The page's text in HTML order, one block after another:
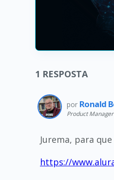
1 RESPOSTA
por Ronald
Product Manager
Jurema, para
https://